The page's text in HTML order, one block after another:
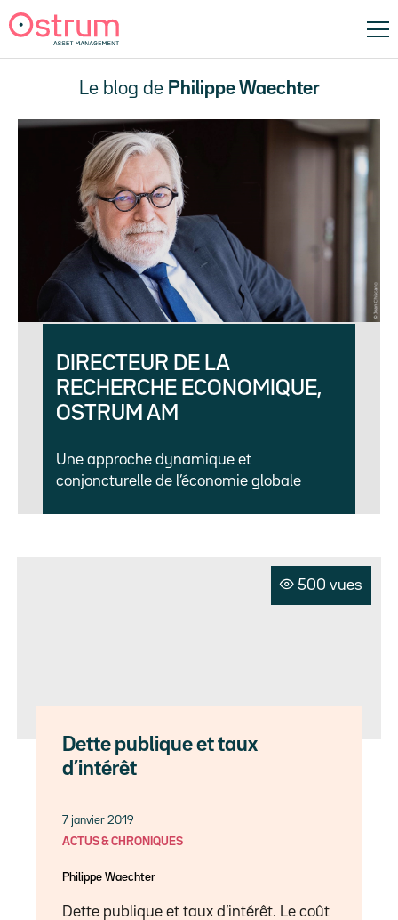
Le blog de Philippe Waechter
DIRECTEUR DE LA
RECHERCHE ECONOMIQUE,
OSTRUM AM
Une approche dynamique et
conjoncturelle de l’économie globale
500 vues
Dette publique et taux
d’intérêt
7 janvier 2019
ACTUS & CHRONIQUES
Philippe Waechter
Dette publique et taux d’intérêt. Le coût